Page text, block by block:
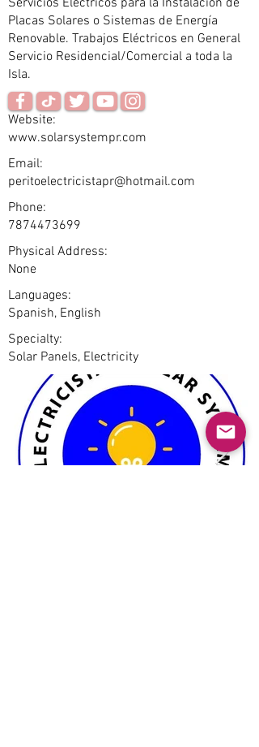
Servicios Eléctricos para la Instalación de
Placas Solares o Sistemas de Energía
Renovable. Trabajos Eléctricos en General
Servicio Residencial/Comercial a toda la
Isla.
Website:
www.solarsystempr.com
Email:
peritoelectricistapr@hotmail.com
Phone:
7874473699
Physical Address:
None
Languages:
Spanish, English
Specialty:
Solar Panels, Electricity